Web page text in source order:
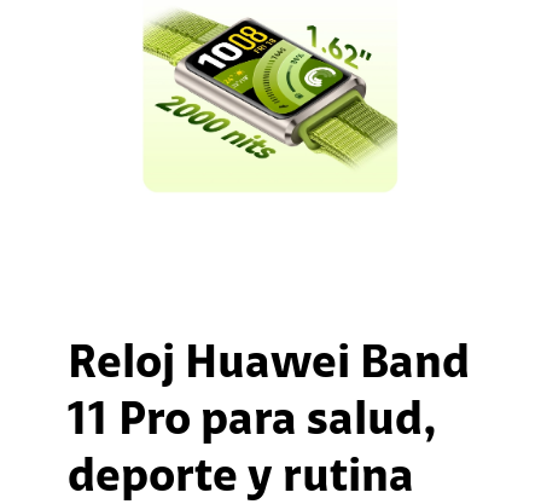
Reloj Huawei Band
11 Pro para salud,
deporte y rutina